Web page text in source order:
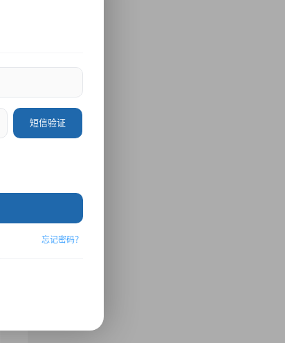
短信验证
忘记密码？